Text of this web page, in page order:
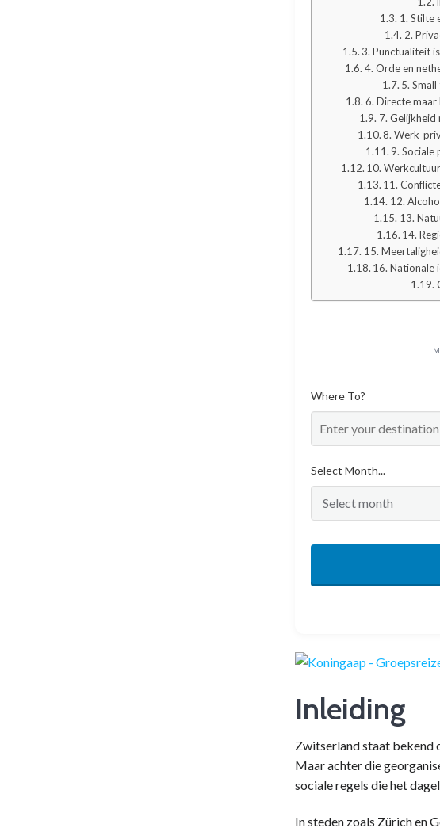
1. Stilte
2.
3. Punctualiteit
4. Orde en
5.
6. Directe maar
7.
8. Werk-
9. Sociale
10.
11.
12.
13.
14.
15.
16. Nationale
Where To?
Select Month...
Inleiding
Zwitserland staat bekend
Maar achter die
sociale regels die het
In steden zoals Zürich en